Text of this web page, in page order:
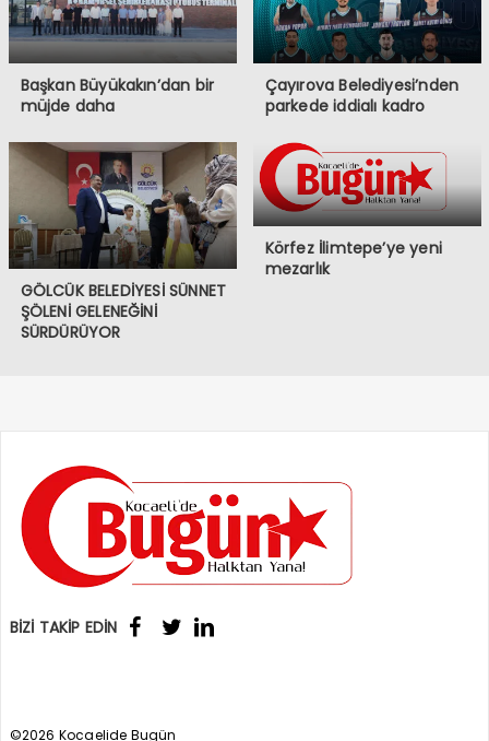
Başkan Büyükakın’dan bir
müjde daha
Çayırova Belediyesi’nden
parkede iddialı kadro
GÖLCÜK BELEDİYESİ SÜNNET
ŞÖLENİ GELENEĞİNİ
SÜRDÜRÜYOR
Körfez İlimtepe’ye yeni
mezarlık
BİZİ TAKİP EDİN
©2026 Kocaelide Bugün